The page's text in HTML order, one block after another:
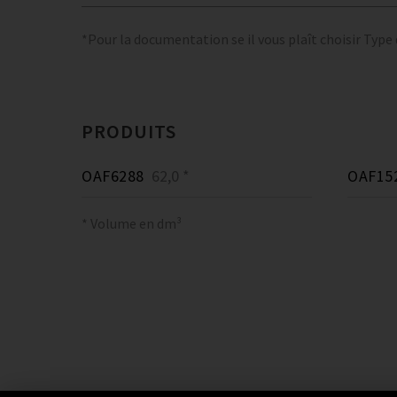
*Pour la documentation se il vous plaît choisir Type
PRODUITS
OAF6288 62,0 *
* Volume en dm³